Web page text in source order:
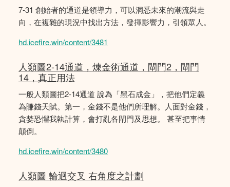
7-31 創始者的通道是領導力，可以洞悉未來的潮流與走
向，在複雜的現況中找出方法，發揮影響力，引領眾人。
hd.icefire.win/content/3481
人類圖2-14通道，煉金術通道，閘門2，閘門
14，真正用法
一般人類圖把2-14通道 說為「黑石成金」，把他們定義
為賺錢天賦。第一，金錢不是他們所理解。人面對金錢，
貪婪恐懼我執計算，會打亂各閘門及思想。 甚至把事情
顛倒。
hd.icefire.win/content/3480
人類圖 輪迴交叉 右角度之計劃